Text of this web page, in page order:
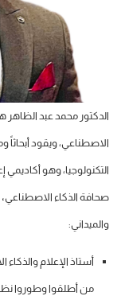
الدكتور محمد عبد الظاهر
الاصطناعي، ويقود
التكنولوجيا، وهو
صحافة الذكاء الاصطناعي،
والميداني:
أستاذ الإعلام
من أطلقوا وطوروا